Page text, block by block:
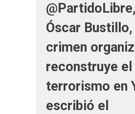
@PartidoLibre,
Óscar Bustillo,
crimen
reconstruye el
terrorismo en
escribió el